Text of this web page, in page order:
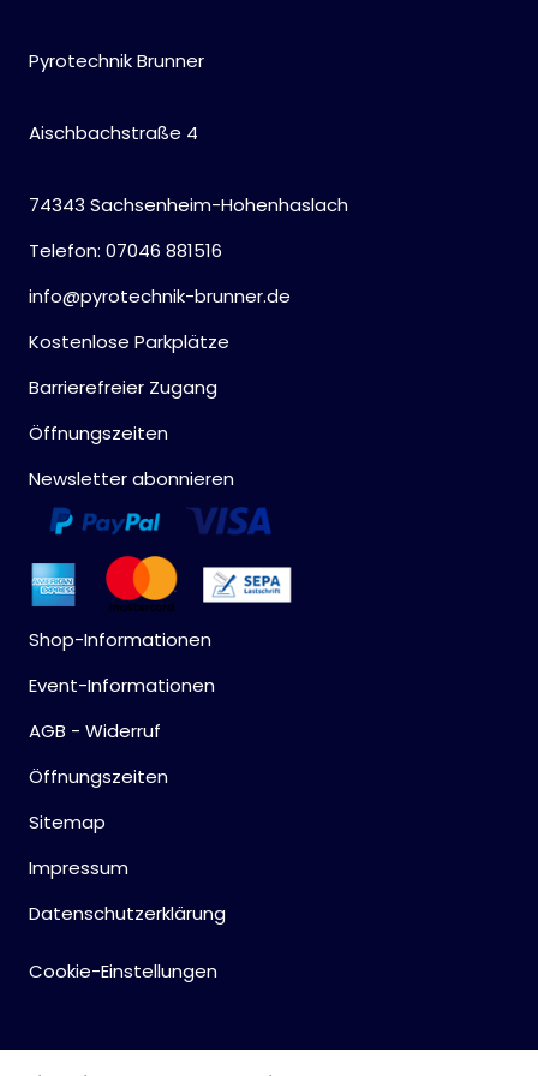
Pyrotechnik Brunner
Aischbachstraße 4
74343 Sachsenheim-Hohenhaslach
Telefon: 07046 881516
info@pyrotechnik-brunner.de
Kostenlose Parkplätze
Barrierefreier Zugang
Öffnungszeiten
Newsletter abonnieren
Shop-Informationen
Event-Informationen
AGB - Widerruf
Öffnungszeiten
Sitemap
Impressum
Datenschutzerklärung
Cookie-Einstellungen